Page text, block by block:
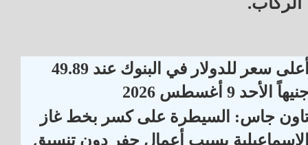
أعلى سعر للدولار في البنوك عند 49.89
الأحد 9 أغسطس 2026
جاس: السيطرة على كسر بخط غاز
بسبب أعمال حفر دون تنسيق